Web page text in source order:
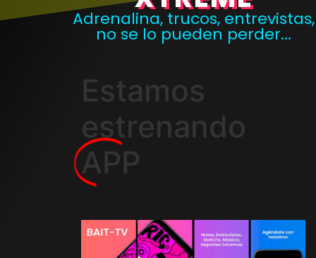
Adrenalina, trucos, entrevistas,
no se lo pueden perder...
Estamos
estrenando
APP